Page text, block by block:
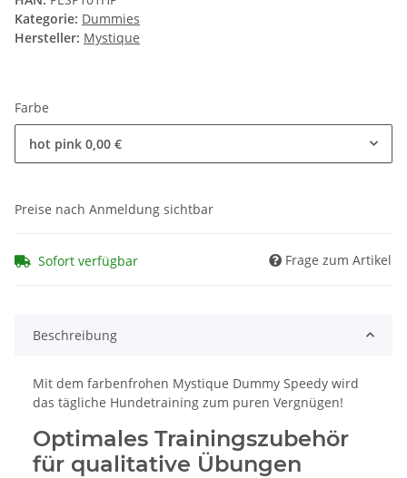
Kategorie: Dummies
Hersteller: Mystique
Farbe
hot pink 0,00 €
Preise nach Anmeldung sichtbar
Sofort verfügbar Frage zum Artikel
Beschreibung
Mit dem farbenfrohen Mystique Dummy Speedy wird
das tägliche Hundetraining zum puren Vergnügen!
Optimales Trainingszubehör
für qualitative Übungen